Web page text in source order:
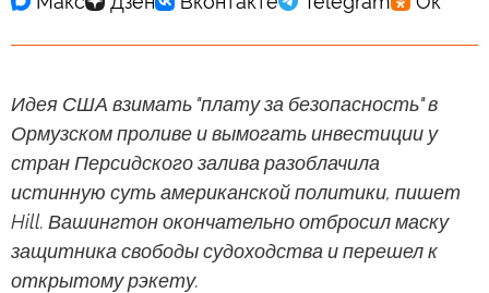
Идея США взимать "плату за безопасность" в
Ормузском проливе и вымогать инвестиции у
стран Персидского залива разоблачила
истинную суть американской политики, пишет
Hill. Вашингтон окончательно отбросил маску
защитника свободы судоходства и перешел к
открытому рэкету.